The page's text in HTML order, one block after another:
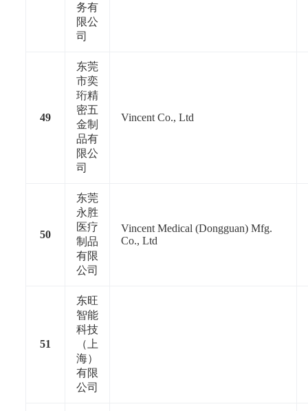
务有
限公
司
49
东莞
市奕
珩精
密五
金制
品有
限公
司
Vincent Co., Ltd
50
东莞
永胜
医疗
制品
有限
公司
Vincent Medical (Dongguan) Mfg.
Co., Ltd
51
东旺
智能
科技
（上
海）
有限
公司